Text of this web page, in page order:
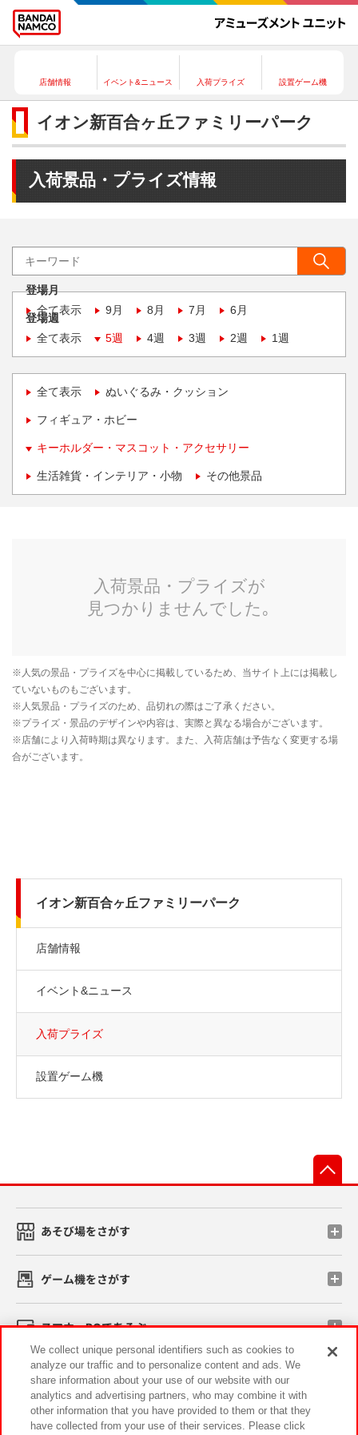
店舗情報 イベント&ニュース 入荷プライズ 設置ゲーム機
イオン新百合ヶ丘ファミリーパーク
入荷景品・プライズ情報
登場月
全て表示
9月 8月 7月 6月
登場週
全て表示
5週 4週 3週 2週 1週
全て表示 ぬいぐるみ・クッション
フィギュア・ホビー
キーホルダー・マスコット・アクセサリー
生活雑貨・インテリア・小物 その他景品
イオン新百合ヶ丘ファミリーパーク
店舗情報
イベント&ニュース
入荷プライズ
設置ゲーム機
あそび場をさがす
ゲーム機をさがす
スマホ・PCであそぶ
イベント・キャンペーン
We collect unique personal identifiers such as cookies to
analyze our traffic and to personalize content and ads. We
share information about your use of our website with our
analytics and advertising partners, who may combine it with
other information that you have provided to them or that they
have collected from your use of their services. Please click